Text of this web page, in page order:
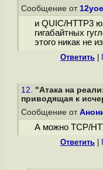
Сообщение от
и QUIC/HTTP3
гигабайтных
этого никак не
Ответить
12. "Атака на
приводящая к
Сообщение от
А можно TCP/
Ответить